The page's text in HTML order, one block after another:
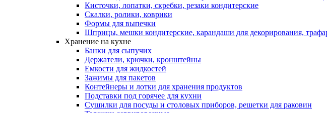
Кисточки, лопатки, скребки, резаки кондитерские
Скалки, ролики, коврики
Формы для выпечки
Шприцы, мешки кондитерские, карандаши для декорирования,
Хранение на кухне
Банки для сыпучих
Держатели, крючки, кронштейны
Емкости для жидкостей
Зажимы для пакетов
Контейнеры и лотки для хранения продуктов
Подставки под горячее для кухни
Сушилки для посуды и столовых приборов, решетки для раковин